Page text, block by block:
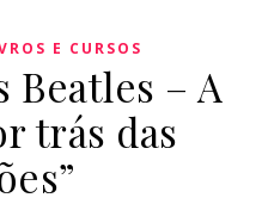
E CURSOS
Beatles – A
trás das